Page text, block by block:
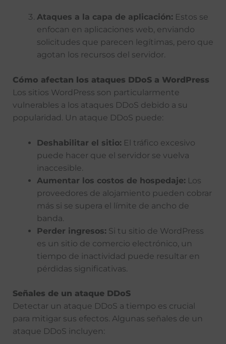
Ataques a la capa de aplicación: Estos se
enfocan en aplicaciones web, enviando
solicitudes que parecen legítimas, pero que
agotan los recursos del servidor.
Cómo afectan los ataques DDoS a WordPress
Los sitios WordPress son particularmente
vulnerables a los ataques DDoS debido a su
popularidad. Un ataque DDoS puede:
Deshabilitar el sitio: El tráfico excesivo
puede hacer que el servidor se vuelva
inaccesible.
Aumentar los costos de hospedaje: Los
proveedores de alojamiento pueden cobrar
más si se supera el límite de ancho de
banda.
Perder ingresos: Si tu sitio de WordPress
es un sitio de comercio electrónico, un
tiempo de inactividad puede resultar en
pérdidas significativas.
Señales de un ataque DDoS
Detectar un ataque DDoS a tiempo es crucial
para mitigar sus efectos. Algunas señales de un
ataque DDoS incluyen: